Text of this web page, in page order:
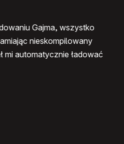
Gajma, wszystko
nieskompilowany
mi automatycznie ładować